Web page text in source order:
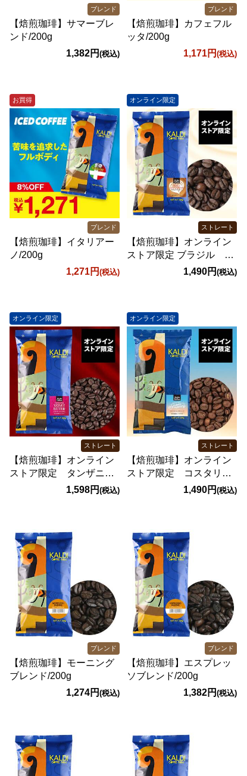
ブレンド
【焙煎珈琲】サマーブレ
ンド/200g
1,382円(税込)
ブレンド
【焙煎珈琲】カフェフル
ッタ/200g
1,171円 (税込)
お買得
ブレンド
【焙煎珈琲】イタリアー
ノ/200g
1,271円(税込)
オンライン限定
ストレート
【焙煎珈琲】オンライン
ストア限定 ブラジル ス
イートエスプレッソ/200g
1,490円 (税込)
オンライン限定
ストレート
【焙煎珈琲】オンライン
ストア限定 タンザニ
ア ベルベットビタ
1,598円(税込)
オンライン限定
ストレート
【焙煎珈琲】オンライン
ストア限定 コスタリ
カ スムースモーニン
1,490円 (税込)
ブレンド
【焙煎珈琲】モーニング
ブレンド/200g
1,274円(税込)
ブレンド
【焙煎珈琲】エスプレッ
ソブレンド/200g
1,382円 (税込)